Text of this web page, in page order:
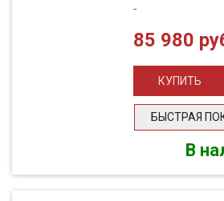
-
85 980
БЫСТРАЯ
В